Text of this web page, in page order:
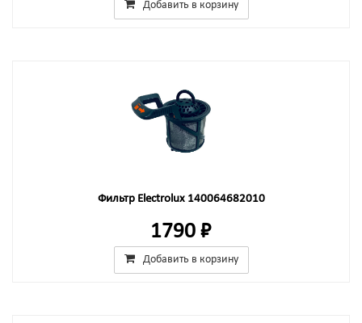
Добавить в корзину
Фильтр Electrolux 140064682010
1790 ₽
Добавить в корзину